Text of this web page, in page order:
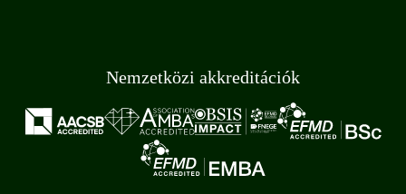
Nemzetközi akkreditációk